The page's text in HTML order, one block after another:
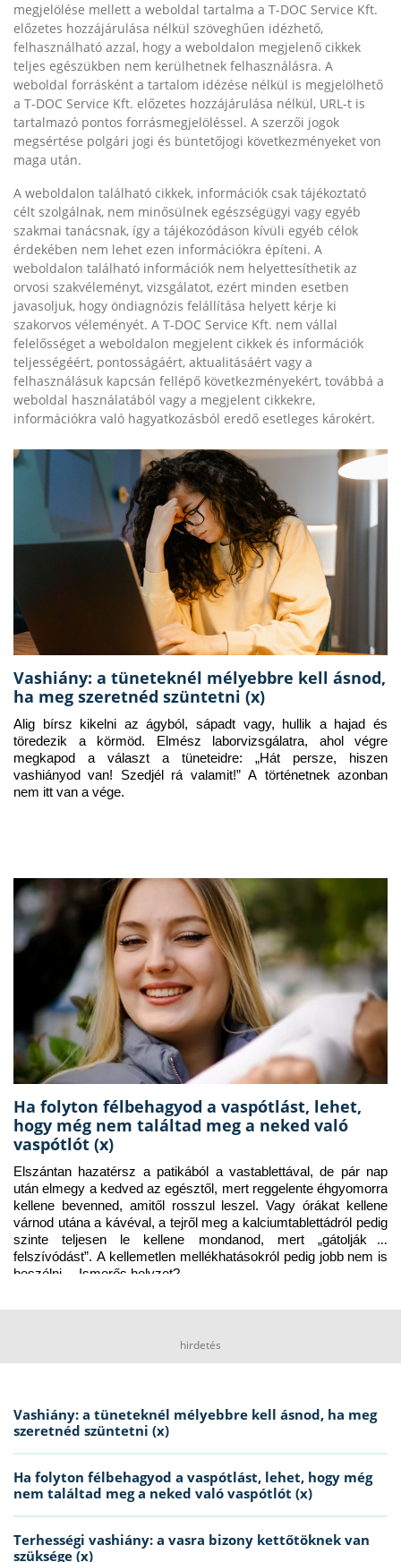
megjelölése mellett a weboldal tartalma a T-DOC Service Kft.
előzetes hozzájárulása nélkül szöveghűen idézhető,
felhasználható azzal, hogy a weboldalon megjelenő cikkek
teljes egészükben nem kerülhetnek felhasználásra. A
weboldal forrásként a tartalom idézése nélkül is megjelölhető
a T-DOC Service Kft. előzetes hozzájárulása nélkül, URL-t is
tartalmazó pontos forrásmegjelöléssel. A szerzői jogok
megsértése polgári jogi és büntetőjogi következményeket von
maga után.
A weboldalon található cikkek, információk csak tájékoztató
célt szolgálnak, nem minősülnek egészségügyi vagy egyéb
szakmai tanácsnak, így a tájékozódáson kívüli egyéb célok
érdekében nem lehet ezen információkra építeni. A
weboldalon található információk nem helyettesíthetik az
orvosi szakvéleményt, vizsgálatot, ezért minden esetben
javasoljuk, hogy öndiagnózis felállítása helyett kérje ki
szakorvos véleményét. A T-DOC Service Kft. nem vállal
felelősséget a weboldalon megjelent cikkek és információk
teljességéért, pontosságáért, aktualitásáért vagy a
felhasználásuk kapcsán fellépő következményekért, továbbá a
weboldal használatából vagy a megjelent cikkekre,
információkra való hagyatkozásból eredő esetleges károkért.
Vashiány: a tüneteknél mélyebbre kell ásnod,
ha meg szeretnéd szüntetni (x)
Alig bírsz kikelni az ágyból, sápadt vagy, hullik a hajad és
töredezik a körmöd. Elmész laborvizsgálatra, ahol végre
megkapod a választ a tüneteidre: „Hát persze, hiszen
vashiányod van! Szedjél rá valamit!” A történetnek azonban
nem itt van a vége.
Ha folyton félbehagyod a vaspótlást, lehet,
hogy még nem találtad meg a neked való
vaspótlót (x)
Elszántan hazatérsz a patikából a vastablettával, de pár nap
után elmegy a kedved az egésztől, mert reggelente éhgyomorra
kellene bevenned, amitől rosszul leszel. Vagy órákat kellene
várnod utána a kávéval, a tejről meg a kalciumtablettádról pedig
szinte teljesen le kellene mondanod, mert „gátolják a
felszívódást”. A kellemetlen mellékhatásokról pedig jobb nem is
beszélni… Ismerős helyzet?
hirdetés
Vashiány: a tüneteknél mélyebbre kell ásnod, ha meg
szeretnéd szüntetni (x)
Ha folyton félbehagyod a vaspótlást, lehet, hogy még
nem találtad meg a neked való vaspótlót (x)
Terhességi vashiány: a vasra bizony kettőtöknek van
szüksége (x)